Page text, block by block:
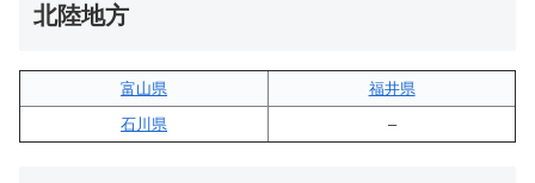
北陸地方
富山県
福井県
石川県
–